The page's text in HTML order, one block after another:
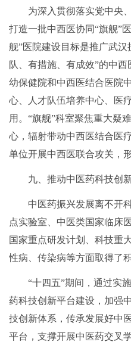
为深入贯彻落实党中央
打造一批中西医协同“旗舰”
舰”医院建设目标是推广武
队、有措施、有成效”的中
幼保健院和中西医结合医院
心、人才队伍培养中心、医
用。“旗舰”科室聚焦重大疑
心，辐射带动中西医结合医
单位开展中西医联合攻关，
九、推动中医药科技创
中医药振兴发展离不开
点实验室、中医类国家临床
国家重点研发计划、科技重
性病、传染病等方面取得了
“十四五”期间，通过实
药科技创新平台建设，加强
技创新体系，传承发展好中
平台，支撑开展中医药交叉